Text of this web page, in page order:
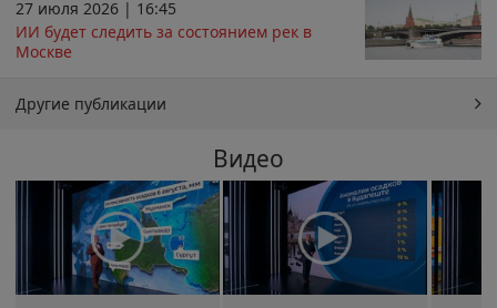
27 июля 2026 | 16:45
ИИ будет следить за состоянием рек в
Москве
Другие публикации
Видео